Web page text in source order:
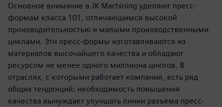
Основное внимание в JK Machining уделяют пресс-
формам класса 101, отличающимся высокой
производительностью и малыми производственными
циклами. Эти пресс-формы изготавливаются из
материалов высочайшего качества и обладают
ресурсом не менее одного миллиона циклов. В
отраслях, с которыми работает компания, есть ряд
общих тенденций: необходимость повышения
качества вынуждает улучшать линии разъема пресс-